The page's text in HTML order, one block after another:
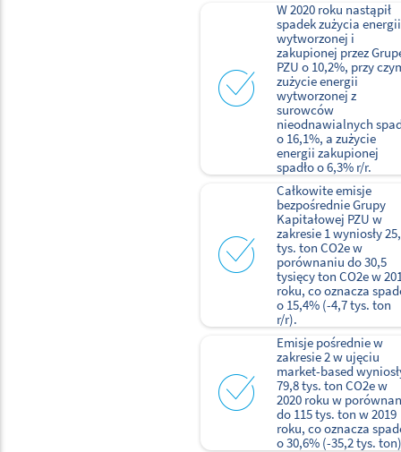
W 2020 roku nastąpił
spadek zużycia energii
wytworzonej i
zakupionej przez
PZU o 10,2%, przy
zużycie energii
wytworzonej z
surowców
nieodnawialnych
o 16,1%, a zużycie
energii zakupionej
spadło o 6,3% r/r.
Całkowite emisje
bezpośrednie Grupy
Kapitałowej PZU w
zakresie 1 wyniosły
tys. ton CO2e w
porównaniu do 30,5
tysięcy ton CO2e w
roku, co oznacza
o 15,4% (-4,7 tys. ton
r/r).
Emisje pośrednie w
zakresie 2 w ujęciu
market-based
79,8 tys. ton CO2e w
2020 roku w
do 115 tys. ton w 2019
roku, co oznacza
o 30,6% (-35,2 tys.